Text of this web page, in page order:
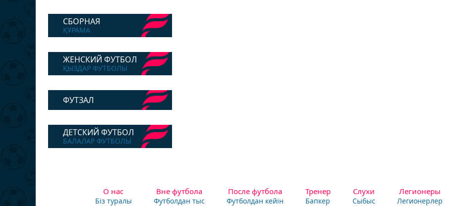
СБОРНАЯ
ҚҰРАМА
ЖЕНСКИЙ ФУТБОЛ
ҚЫЗДАР ФУТБОЛЫ
ФУТЗАЛ
ДЕТСКИЙ ФУТБОЛ
БАЛАЛАР ФУТБОЛЫ
О нас
Біз туралы
Вне футбола
Футболдан тыс
После футбола
Футболдан кейін
Тренер
Бапкер
Слухи
Сыбыс
Легионеры
Легионерлер